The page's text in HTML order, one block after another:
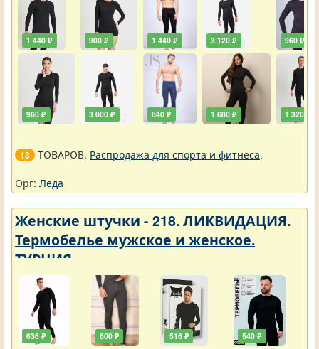
1 440 ₽
960 ₽
900 ₽
3 000 ₽
1 440 ₽
840 ₽
3 120 ₽
1 680 ₽
960 ₽
1 320 ₽
13 ТОВАРОВ. Распродажа для спорта и фитнеса.
Орг: Леда
Женские штучки - 218. ЛИКВИДАЦИЯ.
Термобелье мужское и женское.
ТУРЦИЯ
636 ₽ 600 ₽ 516 ₽ 540 ₽